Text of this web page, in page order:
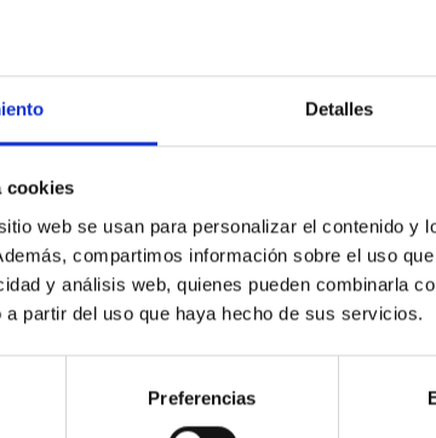
Detalles
cookies
web se usan para personalizar el contenido y
compartimos información sobre el uso
y análisis web, quienes pueden combinarla
a partir del uso que haya hecho de sus servicios.
Preferencias
on the inner dark matter
star formation histories (SFHs) and the
of star formation influence the formation of
DE CITAS 1